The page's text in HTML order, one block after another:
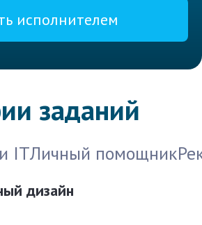
исполнителем
заданий
ITЛичный помощник
дизайн